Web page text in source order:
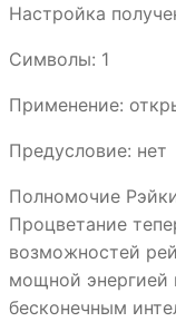
Настройка
Символы: 1
Применение:
Предусловие: нет
Полномочие
Процветание
возможностей
мощной энергией
бесконечным